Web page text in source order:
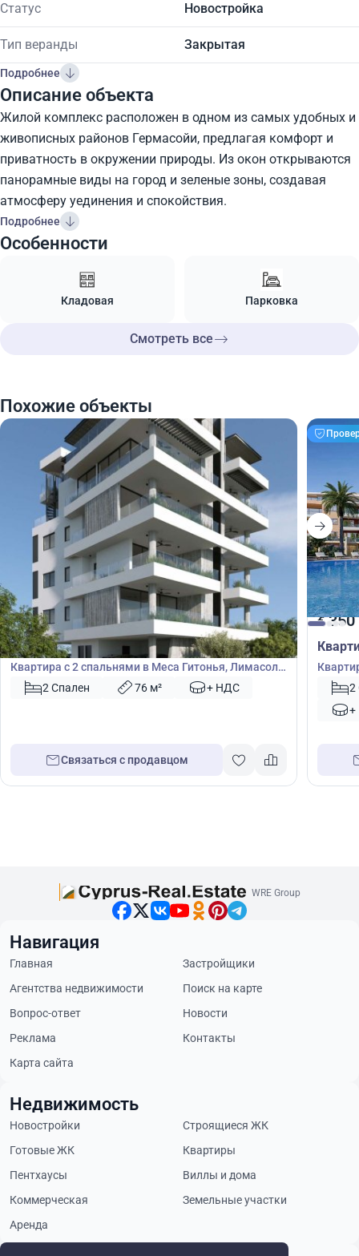
Статус Новостройка
Тип веранды Закрытая
Подробнее
Описание объекта
Жилой комплекс расположен в одном из самых удобных и
живописных районов Гермасойи, предлагая комфорт и
приватность в окружении природы. Из окон открываются
панорамные виды на город и зеленые зоны, создавая
атмосферу уединения и спокойствия.
Подробнее
Особенности
Кладовая Парковка
Смотреть все
Похожие объекты
€350 000
Квартира
Квартира с 2 спальнями в Меса Гитонья, Лимасол,
Кипр № 42711
2 Спален 76 м² + НДС
Связаться с продавцом
€350
№
2
WRE Group
Навигация
Главная
Застройщики
Агентства недвижимости
Поиск на карте
Вопрос-ответ
Новости
Реклама
Контакты
Карта сайта
Недвижимость
Новостройки
Строящиеся ЖК
Готовые ЖК
Квартиры
Пентхаусы
Виллы и дома
Коммерческая
Земельные участки
Аренда